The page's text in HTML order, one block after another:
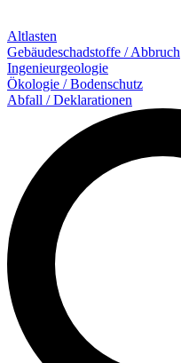
Altlasten
Gebäude­schadstoffe / Abbruch
Ingenieur­geologie
Ökologie / Bodenschutz
Abfall / Deklarationen